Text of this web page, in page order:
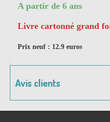
A partir de 6 ans
Livre cartonné grand
Prix neuf : 12.9 euros
Avis clients